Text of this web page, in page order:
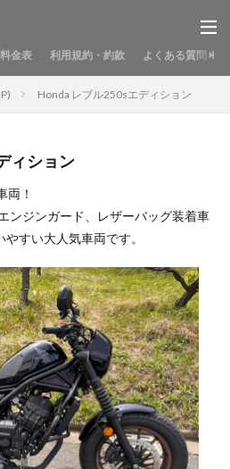
金表 利用規約・約款 よくある質問
Honda レブル250sエディション
ィション
両！
ンジンガード、レザーバッグ装着車
すい大人気車両です。